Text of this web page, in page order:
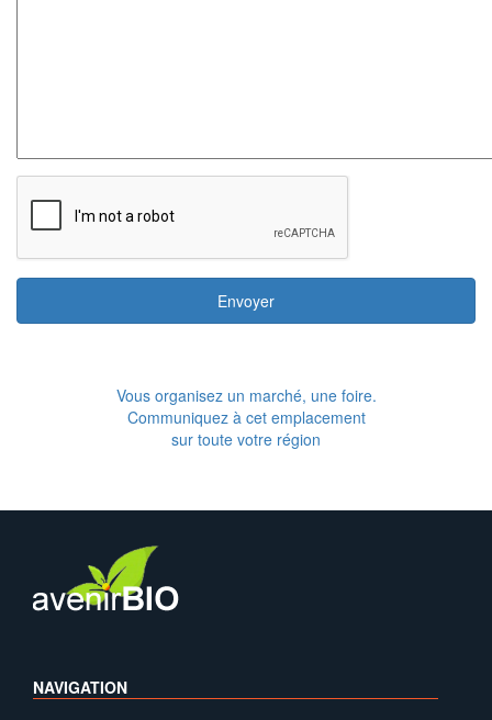
Envoyer
Vous organisez un marché, une foire.
Communiquez à cet emplacement
sur toute votre région
NAVIGATION